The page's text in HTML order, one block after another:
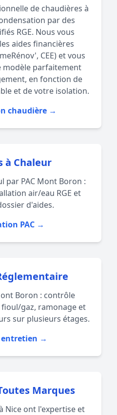
de chaudières à
par des
RGE. Nous vous
aides financières
CEE) et vous
modèle parfaitement
en fonction de
et de votre isolation.
chaudière →
à Chaleur
par PAC Mont Boron :
air/eau RGE et
d'aides.
PAC →
Boron : contrôle
gaz, ramonage et
sur plusieurs étages.
→
Marques
Nice ont l'expertise et